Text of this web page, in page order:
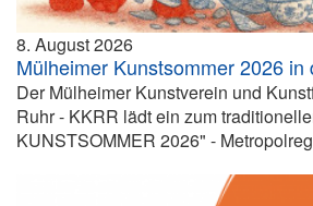
8. August 2026
Mülheimer Kunstsommer 2026 in
Der Mülheimer Kunstverein und
Ruhr - KKRR lädt ein zum
KUNSTSOMMER 2026" -